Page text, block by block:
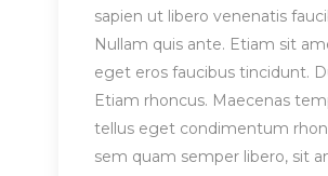
sapien ut libero venenatis
Nullam quis ante. Etiam sit
eget eros faucibus tincidunt.
Etiam rhoncus. Maecenas
tellus eget condimentum
sem quam semper libero, sit